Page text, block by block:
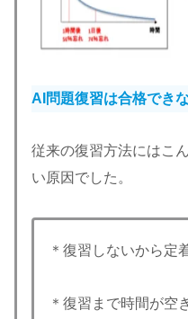
AI問題復習は合格でき
従来の復習方法にはこ
い原因でした。
＊復習しないから定
＊復習まで時間が空